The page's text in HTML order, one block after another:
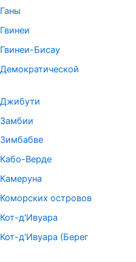
Бисау
Джибути
Верде
островов
д'Ивуара
д'Ивуара (Берег